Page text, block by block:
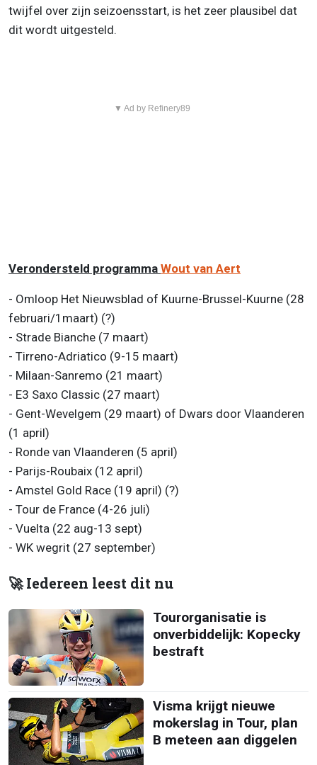
twijfel over zijn seizoensstart, is het zeer plausibel dat
dit wordt uitgesteld.
▼ Ad by Refinery89
Verondersteld programma Wout van Aert
- Omloop Het Nieuwsblad of Kuurne-Brussel-Kuurne (28
februari/1maart) (?)
- Strade Bianche (7 maart)
- Tirreno-Adriatico (9-15 maart)
- Milaan-Sanremo (21 maart)
- E3 Saxo Classic (27 maart)
- Gent-Wevelgem (29 maart) of Dwars door Vlaanderen
(1 april)
- Ronde van Vlaanderen (5 april)
- Parijs-Roubaix (12 april)
- Amstel Gold Race (19 april) (?)
- Tour de France (4-26 juli)
- Vuelta (22 aug-13 sept)
- WK wegrit (27 september)
🚀 Iedereen leest dit nu
Tourorganisatie is
onverbiddelijk: Kopecky
bestraft
Visma krijgt nieuwe
mokerslag in Tour, plan
B meteen aan diggelen